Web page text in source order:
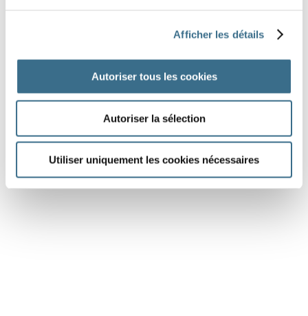
Afficher les détails
Autoriser tous les cookies
Autoriser la sélection
Utiliser uniquement les cookies nécessaires